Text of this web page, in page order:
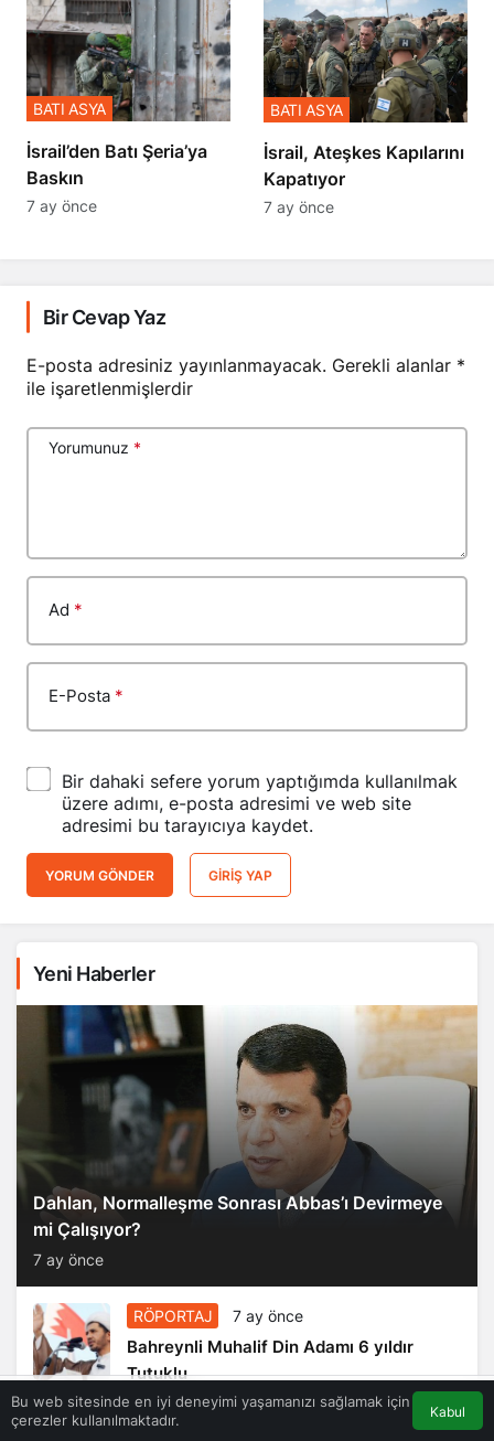
​​​​​​​İsrail’den Batı Şeria’ya
Baskın
BATI ASYA
7 ay önce
İsrail, Ateşkes Kapılarını
Kapatıyor
BATI ASYA
7 ay önce
Bir Cevap Yaz
E-posta adresiniz yayınlanmayacak. Gerekli alanlar *
ile işaretlenmişlerdir
Yorumunuz *
Ad *
E-Posta *
Bir dahaki sefere yorum yaptığımda kullanılmak
üzere adımı, e-posta adresimi ve web site
adresimi bu tarayıcıya kaydet.
YORUM GÖNDER GIRIŞ YAP
Yeni Haberler
Dahlan, Normalleşme Sonrası Abbas’ı Devirmeye
mi Çalışıyor?
7 ay önce
RÖPORTAJ 7 ay önce
Bahreynli Muhalif Din Adamı 6 yıldır
Tutuklu
Bu web sitesinde en iyi deneyimi yaşamanızı sağlamak için
çerezler kullanılmaktadır.
Kabul
Anasayfa Akış Trafik